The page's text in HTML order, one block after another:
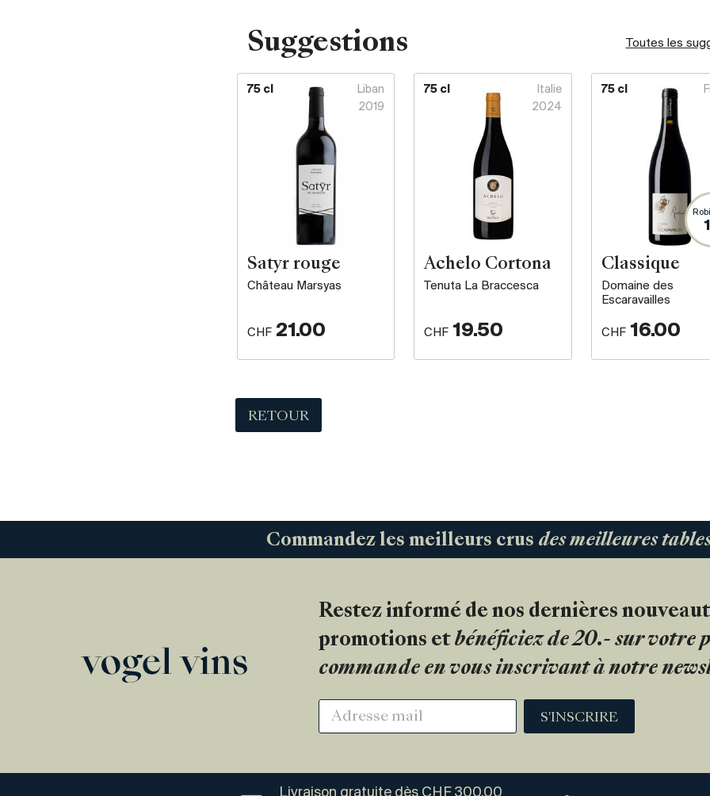
Suggestions Toutes les
75 cl
Liban
2019
Satyr rouge
Château Marsyas
CHF 21.00
75 cl
Italie
2024
Achelo Cortona
Tenuta La Braccesca
CHF 19.50
75 cl
Classique
Domaine des
Escaravailles
CHF 16.00
RETOUR
Commandez les meilleurs crus des meilleures
Restez informé de nos dernières
promotions et bénéficiez de 20.- sur votre
commande en vous inscrivant à notre
S'INSCRIRE
Livraison gratuite dès CHF 300.00